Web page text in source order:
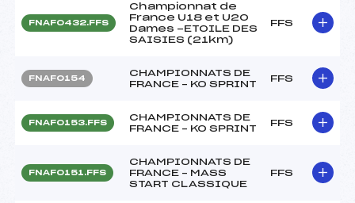
FNAF0432.FFS
Championnat de
France U18 et U20
Dames -ETOILE DES
SAISIES (21km)
FFS
FNAF0154
CHAMPIONNATS DE
FRANCE – KO SPRINT
FFS
FNAF0153.FFS
CHAMPIONNATS DE
FRANCE – KO SPRINT
FFS
FNAF0151.FFS
CHAMPIONNATS DE
FRANCE – MASS
START CLASSIQUE
FFS